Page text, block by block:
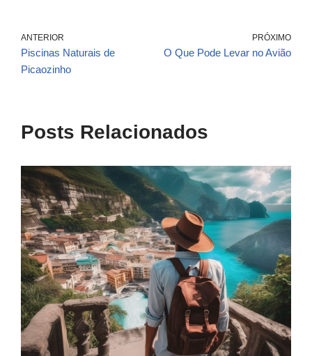
ANTERIOR
Piscinas Naturais de
Picaozinho
PRÓXIMO
O Que Pode Levar no Avião
Posts Relacionados